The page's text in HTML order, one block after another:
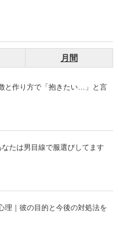
月間
と作り方で「抱きたい…」と言
たは男目線で服選びしてます
理｜彼の目的と今後の対処法を